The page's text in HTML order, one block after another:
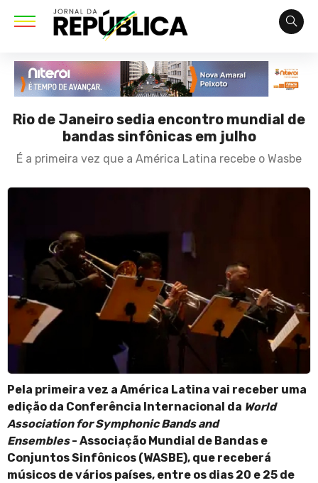
Rio de Janeiro sedia encontro mundial de
bandas sinfônicas em julho
É a primeira vez que a América Latina recebe o Wasbe
Pela primeira vez a América Latina vai receber uma
edição da Conferência Internacional da World
Association for Symphonic Bands and
Ensembles- Associação Mundial de Bandas e
Conjuntos Sinfônicos (WASBE), que receberá
músicos de vários países, entre os dias 20 e 25 de